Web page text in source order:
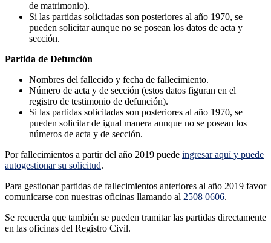
de matrimonio).
Si las partidas solicitadas son posteriores al año 1970, se
pueden solicitar aunque no se posean los datos de acta y
sección.
Partida de Defunción
Nombres del fallecido y fecha de fallecimiento.
Número de acta y de sección (estos datos figuran en el
registro de testimonio de defunción).
Si las partidas solicitadas son posteriores al año 1970, se
pueden solicitar de igual manera aunque no se posean los
números de acta y de sección.
Por fallecimientos a partir del año 2019 puede ingresar aquí y puede
autogestionar su solicitud.
Para gestionar partidas de fallecimientos anteriores al año 2019 favor
comunicarse con nuestras oficinas llamando al 2508 0606.
Se recuerda que también se pueden tramitar las partidas directamente
en las oficinas del Registro Civil.